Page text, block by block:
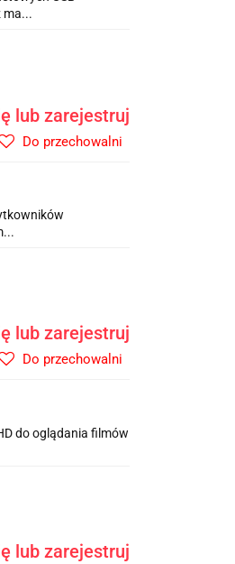
ma...
lub zarejestruj
Do przechowalni
lub zarejestruj
Do przechowalni
do oglądania filmów
lub zarejestruj